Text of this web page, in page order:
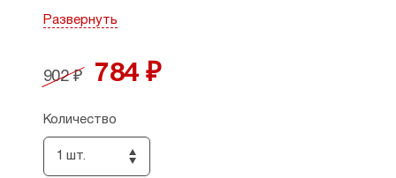
Страна производитель: Греция.
Развернуть
902 ₽ 784 ₽
Количество
1 шт.